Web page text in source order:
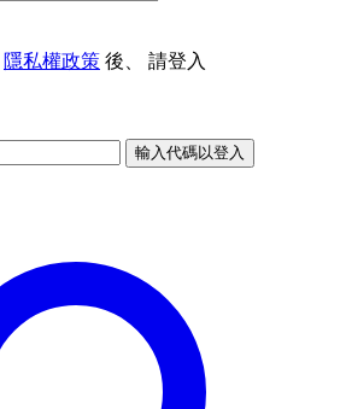
隱私權政策 後、 請登入
輸入代碼以登入